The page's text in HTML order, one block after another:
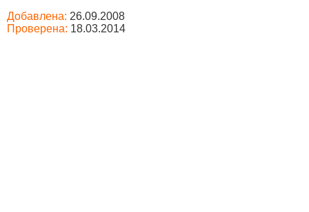
Добавлена: 26.09.2008
Проверена: 18.03.2014